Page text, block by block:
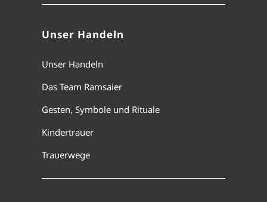
Unser Handeln
Unser Handeln
Das Team Ramsaier
Gesten, Symbole und Rituale
Kindertrauer
Trauerwege